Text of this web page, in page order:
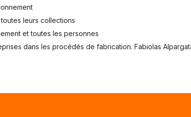
leurs collections
et toutes les personnes
dans les procédés de fabrication. Fabiolas